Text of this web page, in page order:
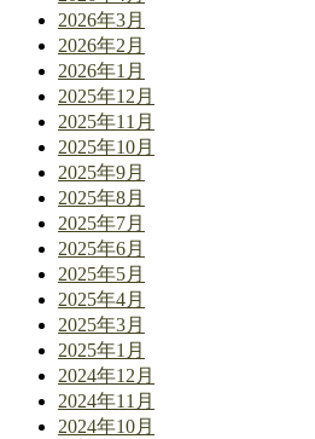
2026年3月
2026年2月
2026年1月
2025年12月
2025年11月
2025年10月
2025年9月
2025年8月
2025年7月
2025年6月
2025年5月
2025年4月
2025年3月
2025年1月
2024年12月
2024年11月
2024年10月